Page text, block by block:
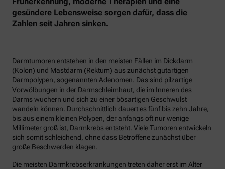
gesündere Lebensweise sorgen dafür, dass die
Zahlen seit Jahren sinken.
Darmtumoren entstehen in den meisten Fällen im Dickdarm
(Kolon) und Mastdarm (Rektum) aus zunächst gutartigen
Darmpolypen, sogenannten Adenomen. Das sind pilzartige
Vorwölbungen in der Darmschleimhaut, die im Inneren des
Darms wuchern und sich zu einer bösartigen Geschwulst
wandeln können. Durchschnittlich dauert es fünf bis zehn Jahre,
bis aus einem kleinen Polypen, der anfangs oft nur wenige
Millimeter groß ist, Darmkrebs entsteht. Viele Tumoren entwickeln
sich somit schleichend, ohne dass Betroffene zunächst über
große Beschwerden klagen.
Die meisten Darmkrebserkrankungen treten daher erst im Alter